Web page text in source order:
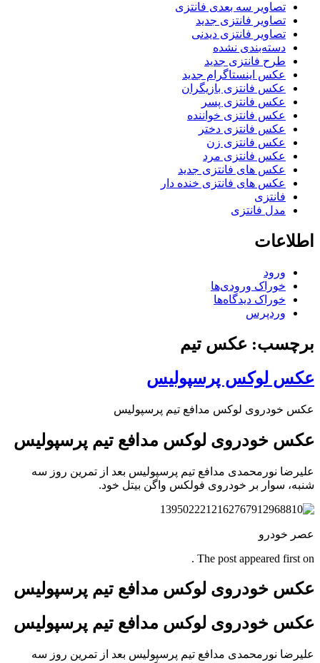
تصاویر سه بعدی فانتزی
تصاویر فانتزی جدید
تصاویر فانتزی دیدنی
دسته‌بندی نشده
طرح فانتزی جدید
عکس اینستاگرام جدید
عکس فانتزی بازیگران
عکس فانتزی پسر
عکس فانتزی خواننده
عکس فانتزی دختر
عکس فانتزی زن
عکس فانتزی مرد
عکس های فانتزی جدید
عکس های فانتزی خنده دار
فانتزی
مدل فانتزی
اطلاعات
ورود
خوراک ورودی‌ها
خوراک دیدگاه‌ها
وردپرس
برچسب: عکس تیم
عکس لوکس پرسپولیس
عکس خودروی لوکس مدافع تیم پرسپولیس
عکس خودروی لوکس مدافع تیم پرسپولیس
علیرضا نورمحمدی مدافع تیم پرسپولیس بعد از تمرین روز سه
شنبه، سوار بر خودروی فولکس واگن بیتل خود.
عصر خودرو
The post appeared first on .
عکس خودروی لوکس مدافع تیم پرسپولیس
عکس خودروی لوکس مدافع تیم پرسپولیس
علیرضا نورمحمدی مدافع تیم پرسپولیس بعد از تمرین روز سه